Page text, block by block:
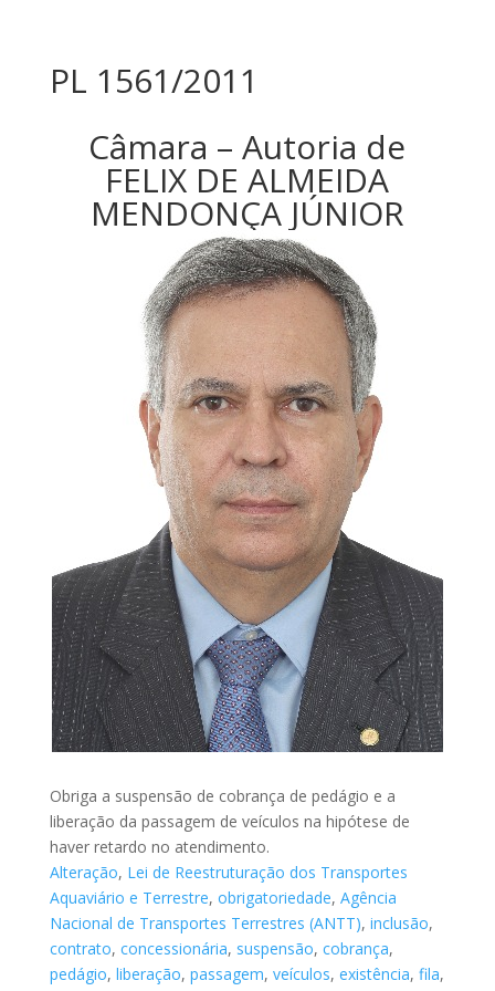
PL 1561/2011
Câmara – Autoria de
FELIX DE ALMEIDA
MENDONÇA JÚNIOR
Obriga a suspensão de cobrança de pedágio e a
liberação da passagem de veículos na hipótese de
haver retardo no atendimento.
Alteração, Lei de Reestruturação dos Transportes
Aquaviário e Terrestre, obrigatoriedade, Agência
Nacional de Transportes Terrestres (ANTT), inclusão,
contrato, concessionária, suspensão, cobrança,
pedágio, liberação, passagem, veículos, existência, fila,